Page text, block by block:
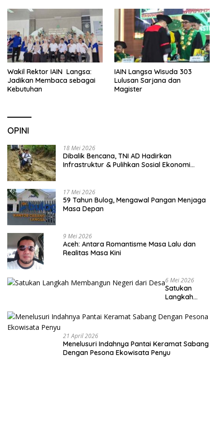
Wakil Rektor IAIN Langsa:
Jadikan Membaca sebagai
Kebutuhan
IAIN Langsa Wisuda 303
Lulusan Sarjana dan
Magister
OPINI
18 Mei 2026
Dibalik Bencana, TNI AD Hadirkan
Infrastruktur & Pulihkan Sosial Ekonomi
17 Mei 2026
59 Tahun Bulog, Mengawal Pangan Menjaga
Masa Depan
9 Mei 2026
Aceh: Antara Romantisme Masa Lalu dan
Realitas Masa Kini
6 Mei 2026
Satukan
Langkah
Negeri dari
Desa
21 April 2026
Menelusuri Indahnya Pantai Keramat Sabang
Dengan Pesona Ekowisata Penyu